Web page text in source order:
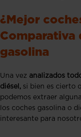
¿Mejor
Comparativa
gasolina
Una vez analizados
diésel, si bien es cierto
podemos extraer
los coches gasolina o
interesante para